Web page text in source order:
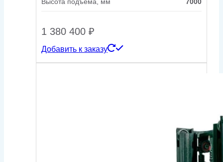
Высота подъема, мм 7000
1 380 400 ₽
Добавить к заказу